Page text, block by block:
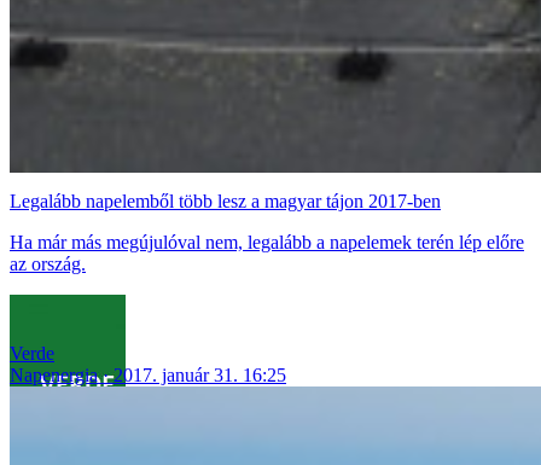
Legalább napelemből több lesz a magyar tájon 2017-ben
Ha már más megújulóval nem, legalább a napelemek terén lép előre
az ország.
Verde
Napenergia
2017. január 31. 16:25